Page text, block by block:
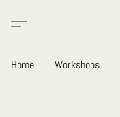
Home Workshops